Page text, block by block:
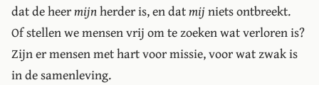
dat de heermijnherder is, en datmijniets ontbreekt.
Of stellen we mensen vrij om te zoeken wat verloren is?
Zijn er mensen met hart voor missie, voor wat zwak is
in de samenleving.